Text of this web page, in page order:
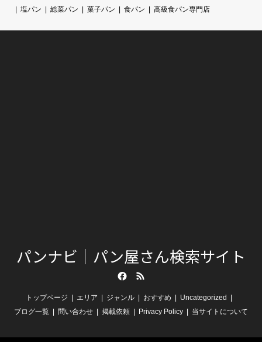
塩パン
総菜パン 菓子パン 食パン 高級食パン専門店
パンナビ｜パン屋さん検索サイト
トップページ エリア ジャンル おすすめ
Uncategorized
ブログ一覧
問い合わせ 掲載依頼 Privacy Policy 当サイトについて